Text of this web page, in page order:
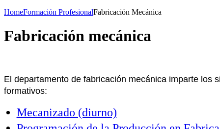
HomeFormación ProfesionalFabricación Mecánica
Fabricación mecánica
El departamento de fabricación mecánica imparte los
formativos:
Mecanizado (diurno)